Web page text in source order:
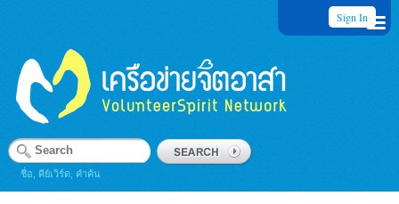
Sign In
ชื่อ, คีย์เวิร์ด, คำค้น